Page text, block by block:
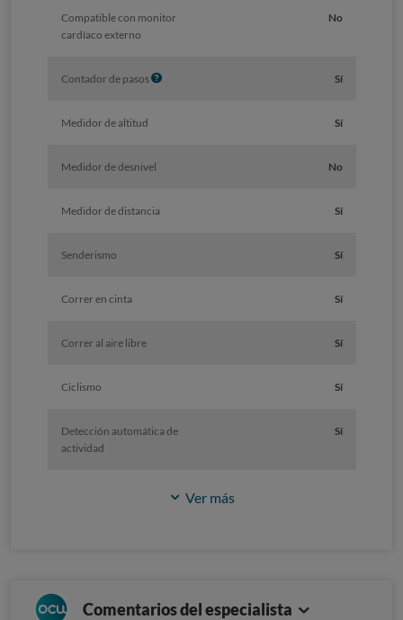
Compatible con monitor
cardíaco externo
No
Contador de pasosI
Sí
Medidor de altitud Sí
Medidor de desnivel No
Medidor de distancia Sí
Senderismo Sí
Correr en cinta Sí
Correr al aire libre Sí
Ciclismo Sí
Detección automática de
actividad
Sí
Ver más
Comentarios del especialista